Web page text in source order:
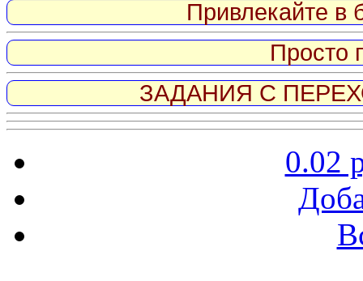
Привлекайте в
Просто
ЗАДАНИЯ С
0.02